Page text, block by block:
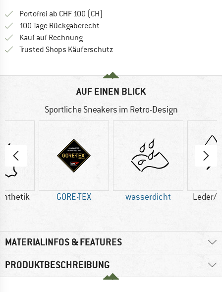
Portofrei ab CHF 100 (CH)
100 Tage Rückgaberecht
Kauf auf RechnungFinde die Zahlungs-Infos hier! Öffnet
Trusted Shops Käuferschutz
AUF EINEN BLICK
Sportliche Sneakers im Retro-Design
GORE-TEX wasserdicht Leder/
MATERIALINFOS & FEATURES
PRODUKTBESCHREIBUNG